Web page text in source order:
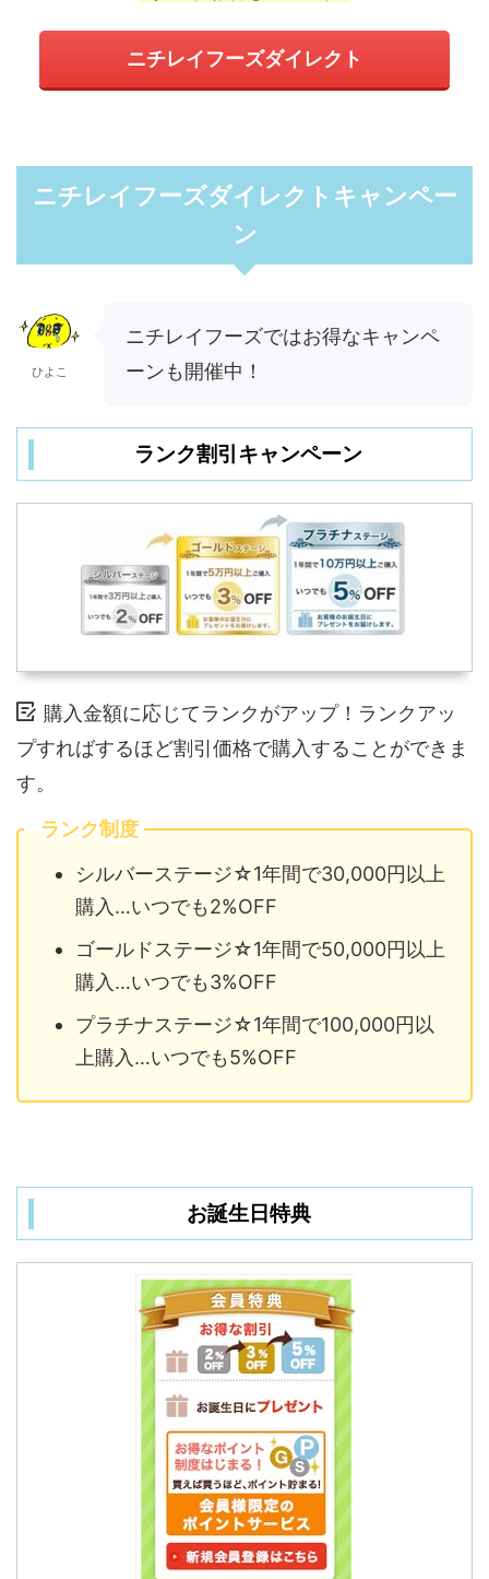
ニチレイフーズダイレクト
ニチレイフーズダイレクトキャンペー
ン
ひよこ
ニチレイフーズではお得なキャンペ
ーンも開催中！
ランク割引キャンペーン
購入金額に応じてランクがアップ！ランクアッ
プすればするほど割引価格で購入することができま
す。
ランク制度
シルバーステージ☆1年間で30,000円以上
購入…いつでも2%OFF
ゴールドステージ☆1年間で50,000円以上
購入…いつでも3%OFF
プラチナステージ☆1年間で100,000円以
上購入…いつでも5%OFF
お誕生日特典